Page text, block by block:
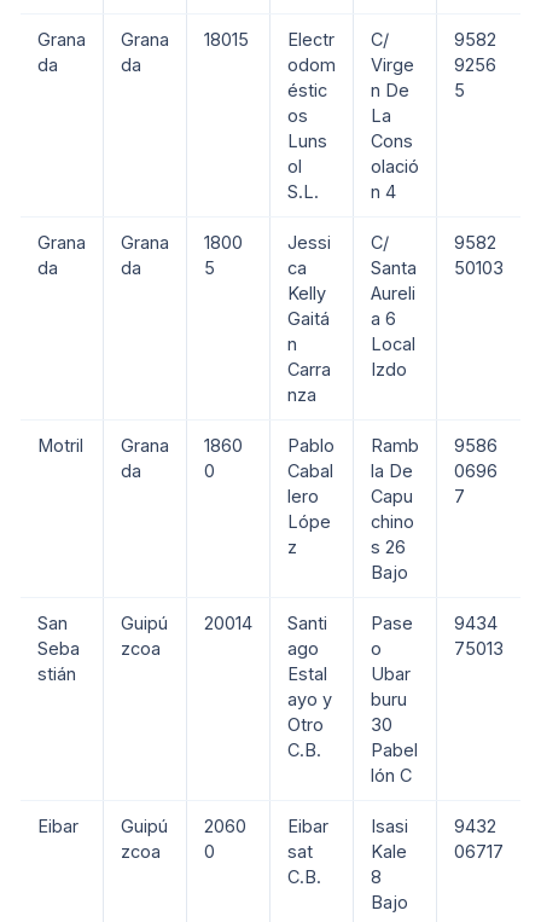
Grana
da
Grana
da
18015
Electr
odom
éstic
os
Luns
ol
S.L.
C/
Virge
n De
La
Cons
olació
n 4
9582
9256
5
Grana
da
Grana
da
1800
5
Jessi
ca
Kelly
Gaitá
n
Carra
nza
C/
Santa
Aureli
a 6
Local
Izdo
9582
50103
Motril
Grana
da
1860
0
Pablo
Cabal
lero
Lópe
z
Ramb
la De
Capu
chino
s 26
Bajo
9586
0696
7
San
Seba
stián
Guipú
zcoa
20014
Santi
ago
Estal
ayo y
Otro
C.B.
Pase
o
Ubar
buru
30
Pabel
lón C
9434
75013
Eibar
Guipú
zcoa
2060
0
Eibar
sat
C.B.
Isasi
Kale
8
Bajo
9432
06717